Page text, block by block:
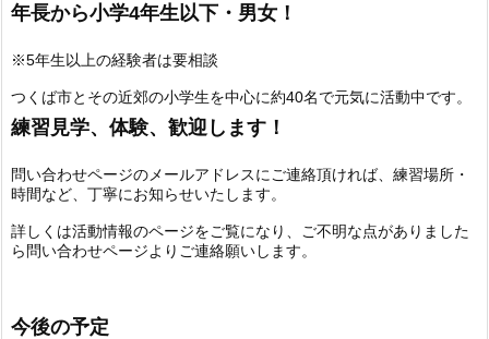
年長から小学4年生以下・男女！
※5年生以上の経験者は要相談
つくば市とその近郊の小学生を中心に約40名で元気に活動中です。
練習見学、体験、歓迎します！
問い合わせページのメールアドレスにご連絡頂ければ、練習場所・
時間など、丁寧にお知らせいたします。
詳しくは活動情報のページをご覧になり、ご不明な点がありました
ら問い合わせページよりご連絡願いします。
今後の予定